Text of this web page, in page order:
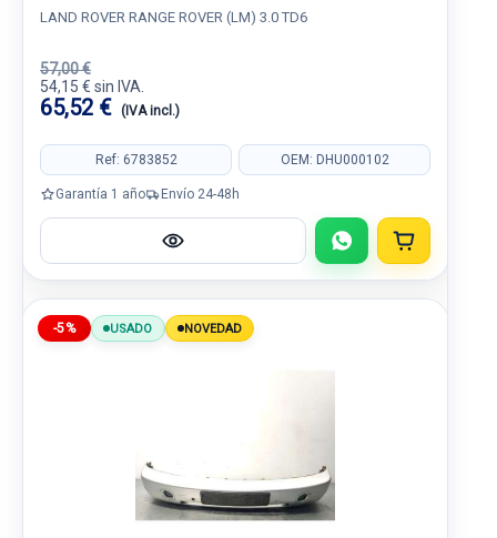
LAND ROVER RANGE ROVER (LM) 3.0 TD6
57,00 €
54,15 € sin IVA.
65,52 € (IVA incl.)
Ref: 6783852 OEM: DHU000102
Garantía 1 año Envío 24-48h
-5% USADO NOVEDAD